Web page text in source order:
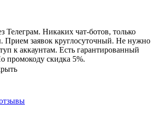
Телеграм. Никаких чат-ботов, только
заявок круглосуточный. Не нужно
к аккаунтам. Есть гарантированный
промокоду скидка 5%.